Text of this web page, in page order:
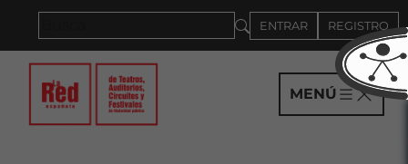
ENTRAR REGISTRO
MENÚ